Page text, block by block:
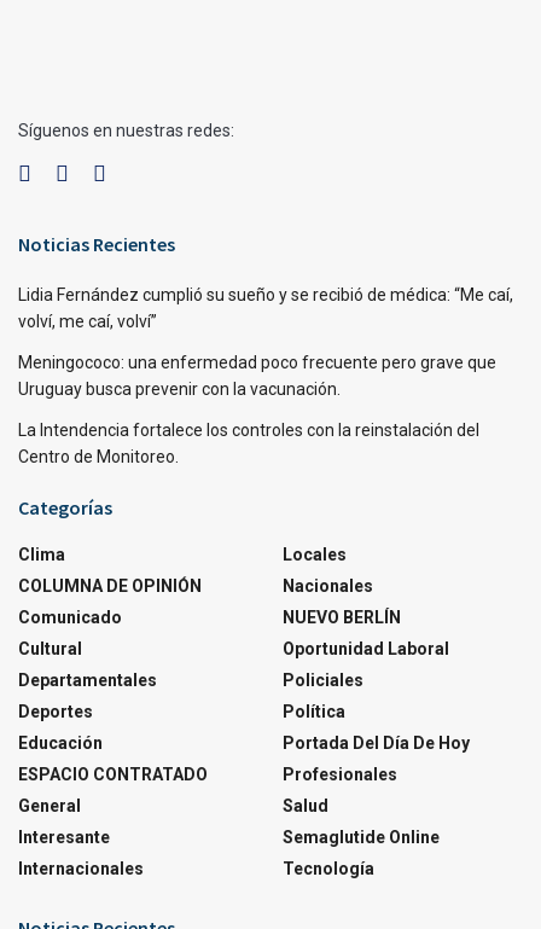
Síguenos en nuestras redes:
Noticias Recientes
Lidia Fernández cumplió su sueño y se recibió de médica: “Me caí,
volví, me caí, volví”
Meningococo: una enfermedad poco frecuente pero grave que
Uruguay busca prevenir con la vacunación.
La Intendencia fortalece los controles con la reinstalación del
Centro de Monitoreo.
Categorías
Clima
COLUMNA DE OPINIÓN
Comunicado
Cultural
Departamentales
Deportes
Educación
ESPACIO CONTRATADO
General
Interesante
Internacionales
Locales
Nacionales
NUEVO BERLÍN
Oportunidad Laboral
Policiales
Política
Portada Del Día De Hoy
Profesionales
Salud
Semaglutide Online
Tecnología